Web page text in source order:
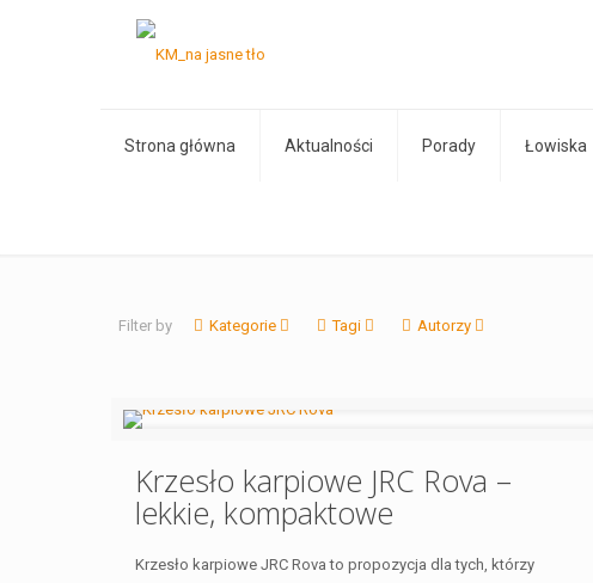
Strona główna Aktualności Porady Łowiska
Filter by Kategorie Tagi Autorzy
Krzesło karpiowe JRC Rova –
lekkie, kompaktowe
Krzesło karpiowe JRC Rova to propozycja dla tych, którzy